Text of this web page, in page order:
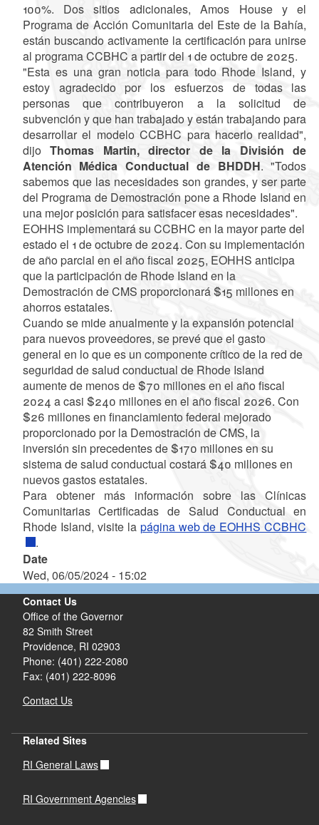
100%. Dos sitios adicionales, Amos House y el
Programa de Acción Comunitaria del Este de la Bahía,
están buscando activamente la certificación para unirse
al programa CCBHC a partir del 1 de octubre de 2025.
"Esta es una gran noticia para todo Rhode Island, y
estoy agradecido por los esfuerzos de todas las
personas que contribuyeron a la solicitud de
subvención y que han trabajado y están trabajando para
desarrollar el modelo CCBHC para hacerlo realidad",
dijoThomas Martin, director de la División de
Atención Médica Conductual de BHDDH. "Todos
sabemos que las necesidades son grandes, y ser parte
del Programa de Demostración pone a Rhode Island en
una mejor posición para satisfacer esas necesidades".
EOHHS implementará su CCBHC en la mayor parte del
estado el 1 de octubre de 2024. Con su implementación
de año parcial en el año fiscal 2025, EOHHS anticipa
que la participación de Rhode Island en la
Demostración de CMS proporcionará $15 millones en
ahorros estatales.
Cuando se mide anualmente y la expansión potencial
para nuevos proveedores, se prevé que el gasto
general en lo que es un componente crítico de la red de
seguridad de salud conductual de Rhode Island
aumente de menos de $70 millones en el año fiscal
2024 a casi $240 millones en el año fiscal 2026. Con
$26 millones en financiamiento federal mejorado
proporcionado por la Demostración de CMS, la
inversión sin precedentes de $170 millones en su
sistema de salud conductual costará $40 millones en
nuevos gastos estatales.
Para obtener más información sobre las Clínicas
Comunitarias Certificadas de Salud Conductual en
Rhode Island, visite la página web de EOHHS CCBHC
.
Date
Wed, 06/05/2024 - 15:02
Contact Us
Office of the Governor
82 Smith Street
Providence, RI 02903
Phone: (401) 222-2080
Fax: (401) 222-8096
Contact Us
Related Sites
RI General Laws
RI Government Agencies